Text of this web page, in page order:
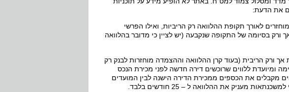
את הדעת:
לאורך תקופת ההלוואה רק הריביות, ואילו הפרשי
ורק בסיומה של התקופה שנקבעה (יש לציין כי מדובר בהלוואה
ורק הריבית (בעוד קרן ההלוואה וההצמדה מוחזרות לבנק רק
ללווים שרוכשים דירה חדשה לפני מכירת הנכס
מקבלים את הכספים ממכירת הדירה הישנה לבין המועדים
מעניק את ההלוואה ל – 25 חודשים בלבד.